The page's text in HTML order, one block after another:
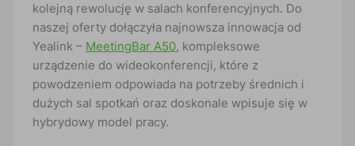
kolejną rewolucję w salach konferencyjnych. Do
naszej oferty dołączyła najnowsza innowacja od
Yealink – MeetingBar A50, kompleksowe
urządzenie do wideokonferencji, które z
powodzeniem odpowiada na potrzeby średnich i
dużych sal spotkań oraz doskonale wpisuje się w
hybrydowy model pracy.